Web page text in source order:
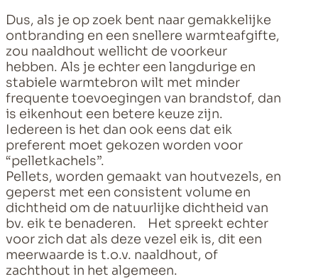
Dus, als je op zoek bent naar gemakkelijke
ontbranding en een snellere warmteafgifte,
zou naaldhout wellicht de voorkeur
hebben. Als je echter een langdurige en
stabiele warmtebron wilt met minder
frequente toevoegingen van brandstof, dan
is eikenhout een betere keuze zijn.
Iedereen is het dan ook eens dat eik
preferent moet gekozen worden voor
“pelletkachels”.
Pellets, worden gemaakt van houtvezels, en
geperst met een consistent volume en
dichtheid om de natuurlijke dichtheid van
bv. eik te benaderen. Het spreekt echter
voor zich dat als deze vezel eik is, dit een
meerwaarde is t.o.v. naaldhout, of
zachthout in het algemeen.